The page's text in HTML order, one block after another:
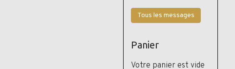
Tous les messages
Panier
Votre panier est vide